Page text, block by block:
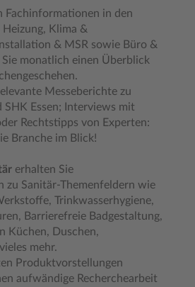
Fachinformationen in den
Heizung, Klima &
& MSR sowie Büro &
monatlich einen Überblick
Messeberichte zu
SHK Essen; Interviews mit
Rechtstipps von Experten:
Branche im Blick!
erhalten Sie
zu Sanitär-Themenfeldern wie
Trinkwasserhygiene,
Barrierefreie Badgestaltung,
Küchen, Duschen,
mehr.
Produktvorstellungen
aufwändige Recherchearbeit